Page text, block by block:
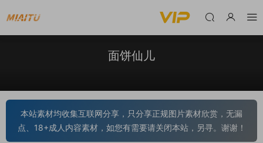
面饼仙儿
本站素材均收集互联网分享，只分享正规图片素材欣赏，无漏
点、18+成人内容素材，如您有需要请关闭本站，另寻。谢谢！